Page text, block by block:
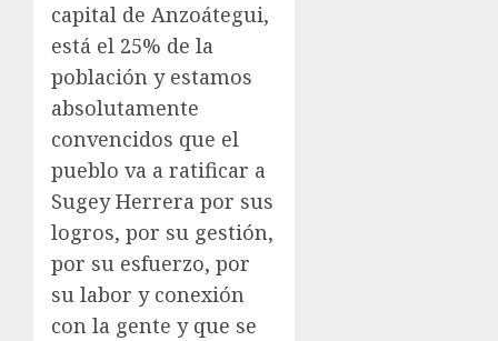
capital de Anzoátegui,
está el 25% de la
población y estamos
absolutamente
convencidos que el
pueblo va a ratificar a
Sugey Herrera por sus
logros, por su gestión,
por su esfuerzo, por
su labor y conexión
con la gente y que se